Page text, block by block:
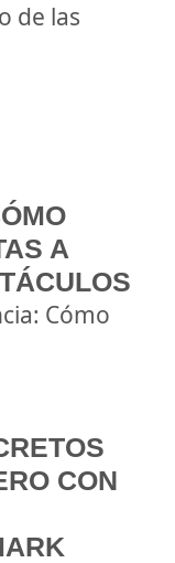
de las
A
Cómo
CON